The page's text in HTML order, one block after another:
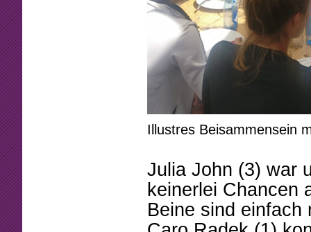
Illustres Beisammensein
Julia John (3) war
keinerlei Chancen
Beine sind einfach